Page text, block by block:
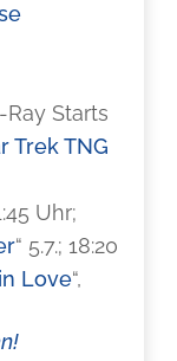
Ray Starts
Trek TNG
Uhr;
“ 5.7.; 18:20
Love“,